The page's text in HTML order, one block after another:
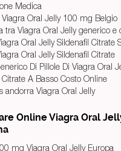
Medica
Oral Jelly 100 mg Belgio
tra Viagra Oral Jelly generico e
Oral Jelly Sildenafil Citrate
Oral Jelly Sildenafil Citrate
Di Pillole Di Viagra Oral
A Basso Costo Online
andorra Viagra Oral Jelly
Online Viagra Oral
mg Viagra Oral Jelly Europa